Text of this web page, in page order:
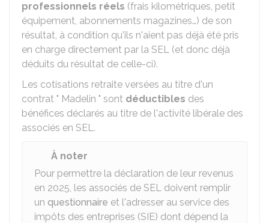
professionnels réels (frais kilométriques, petit
équipement, abonnements magazines…) de son
résultat, à condition qu'ils n'aient pas déjà été pris
en charge directement par la SEL (et donc déjà
déduits du résultat de celle-ci).
Les cotisations retraite versées au titre d'un
contrat " Madelin " sont déductibles des
bénéfices déclarés au titre de l'activité libérale des
associés en SEL.
À noter
Pour permettre la déclaration de leur revenus
en 2025, les associés de SEL doivent remplir
un questionnaire et l'adresser au service des
impôts des entreprises (SIE) dont dépend la